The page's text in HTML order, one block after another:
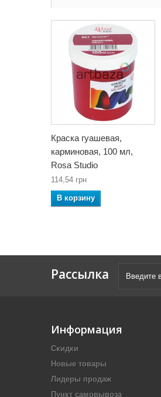
Краска гуашевая,
карминовая, 100 мл,
Rosa Studio
114,54 грн
В корзину
Рассылка
Информация
Скидки
Новые товары
Лидеры продаж
Пункт самовывоза